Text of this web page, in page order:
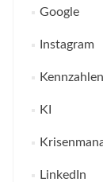
Google
Instagram
Kennzahlen
KI
LinkedIn